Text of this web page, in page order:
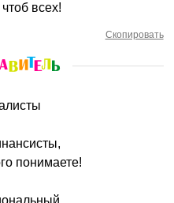
всех!
Скопировать
понимаете!